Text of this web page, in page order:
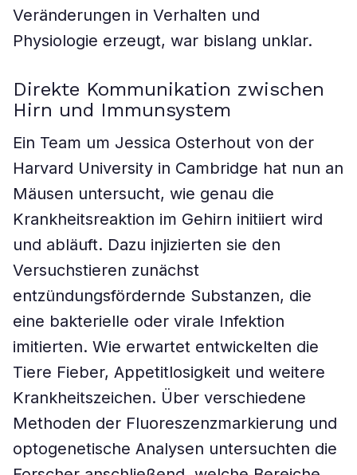
Veränderungen in Verhalten und
Physiologie erzeugt, war bislang unklar.
Direkte Kommunikation zwischen
Hirn und Immunsystem
Ein Team um Jessica Osterhout von der
Harvard University in Cambridge hat nun an
Mäusen untersucht, wie genau die
Krankheitsreaktion im Gehirn initiiert wird
und abläuft. Dazu injizierten sie den
Versuchstieren zunächst
entzündungsfördernde Substanzen, die
eine bakterielle oder virale Infektion
imitierten. Wie erwartet entwickelten die
Tiere Fieber, Appetitlosigkeit und weitere
Krankheitszeichen. Über verschiedene
Methoden der Fluoreszenzmarkierung und
optogenetische Analysen untersuchten die